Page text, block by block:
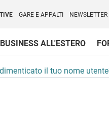
GARE E APPALTI NEWSLETTER
ALL'ESTERO
il tuo nome